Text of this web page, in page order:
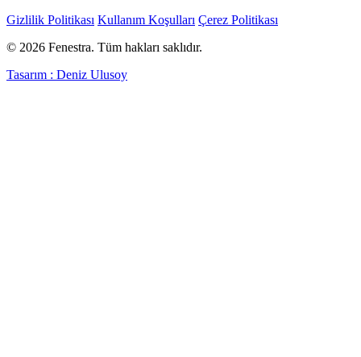
Gizlilik Politikası Kullanım Koşulları Çerez Politikası
© 2026 Fenestra. Tüm hakları saklıdır.
Tasarım : Deniz Ulusoy